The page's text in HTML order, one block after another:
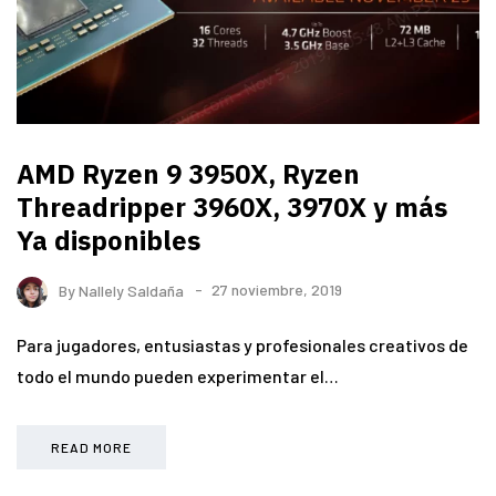
AMD Ryzen 9 3950X, Ryzen
Threadripper 3960X, 3970X y más
Ya disponibles
ByNallely Saldaña 27 noviembre, 2019
Para jugadores, entusiastas y profesionales creativos de
todo el mundo pueden experimentar el…
READ MORE